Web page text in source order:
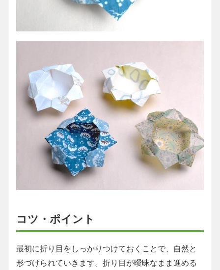
コツ・ポイント
最初に折り目をしっかりつけておくことで、自然と
形づけられていきます。折り目が曖昧なまま進める